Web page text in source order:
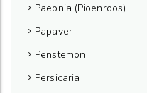
Paeonia (Pioenroos)
Papaver
Penstemon
Persicaria